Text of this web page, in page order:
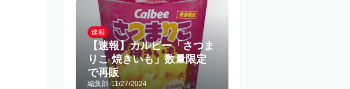
速報
【速報】カルビー「さつま
りこ 焼きいも」数量限定
で再販
編集部-11/27/2024